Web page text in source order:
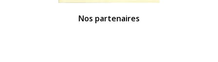
Nos partenaires